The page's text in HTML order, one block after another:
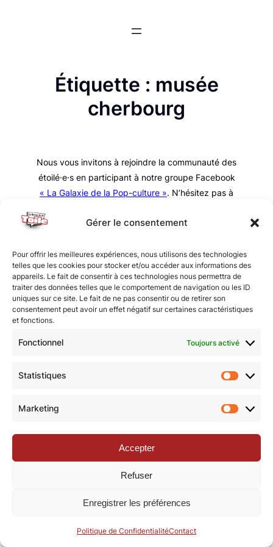
Gérer le consentement
Pour offrir les meilleures expériences, nous utilisons des technologies
telles que les cookies pour stocker et/ou accéder aux informations des
appareils. Le fait de consentir à ces technologies nous permettra de
traiter des données telles que le comportement de navigation ou les ID
uniques sur ce site. Le fait de ne pas consentir ou de retirer son
consentement peut avoir un effet négatif sur certaines caractéristiques
et fonctions.
Fonctionnel Toujours activé
Statistiques
Marketing
Accepter
Refuser
Enregistrer les préférences
Politique de ConfidentialitéContact
Étiquette : musée
cherbourg
Nous vous invitons à rejoindre la communauté des
étoilé·e·s en participant à notre groupe Facebook
« La Galaxie de la Pop-culture ». N’hésitez pas à
© Revue de la Toile 2018 – 2026 | Thème Mesa WPEX par
WPExplorer